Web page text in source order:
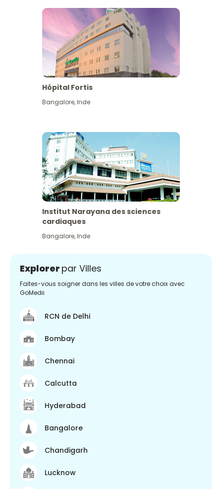
Hôpital Fortis
Bangalore,Inde
Institut Narayana des sciences
cardiaques
Bangalore,Inde
Explorer par Villes
Faites-vous soigner dans les villes de votre choix avec
GoMedii
RCN de Delhi
Bombay
Chennai
Calcutta
Hyderabad
Bangalore
Chandigarh
Lucknow